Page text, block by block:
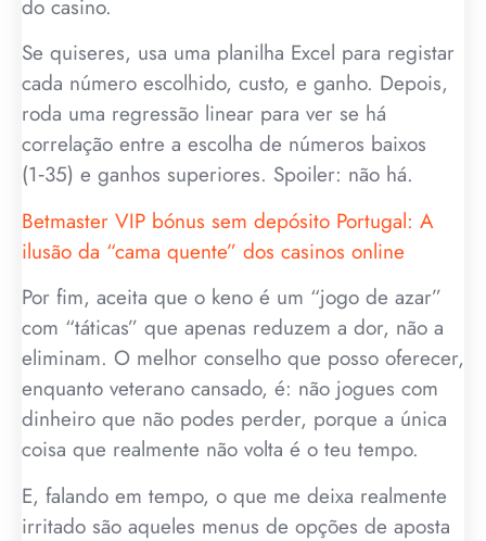
do casino.
Se quiseres, usa uma planilha Excel para registar
cada número escolhido, custo, e ganho. Depois,
roda uma regressão linear para ver se há
correlação entre a escolha de números baixos
(1‑35) e ganhos superiores. Spoiler: não há.
Betmaster VIP bónus sem depósito Portugal: A
ilusão da “cama quente” dos casinos online
Por fim, aceita que o keno é um “jogo de azar”
com “táticas” que apenas reduzem a dor, não a
eliminam. O melhor conselho que posso oferecer,
enquanto veterano cansado, é: não jogues com
dinheiro que não podes perder, porque a única
coisa que realmente não volta é o teu tempo.
E, falando em tempo, o que me deixa realmente
irritado são aqueles menus de opções de aposta